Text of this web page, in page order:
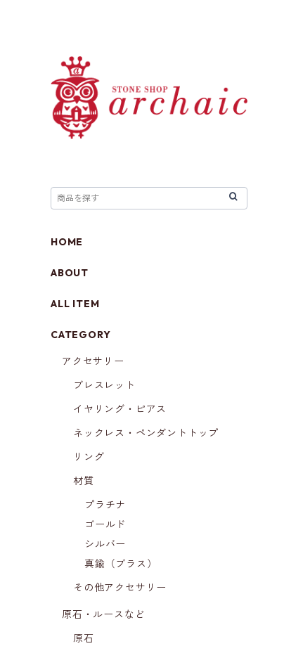
HOME
ABOUT
ALL ITEM
CATEGORY
アクセサリー
ブレスレット
イヤリング・ピアス
ネックレス・ペンダントトップ
リング
材質
プラチナ
ゴールド
シルバー
真鍮（ブラス）
その他アクセサリー
原石・ルースなど
原石